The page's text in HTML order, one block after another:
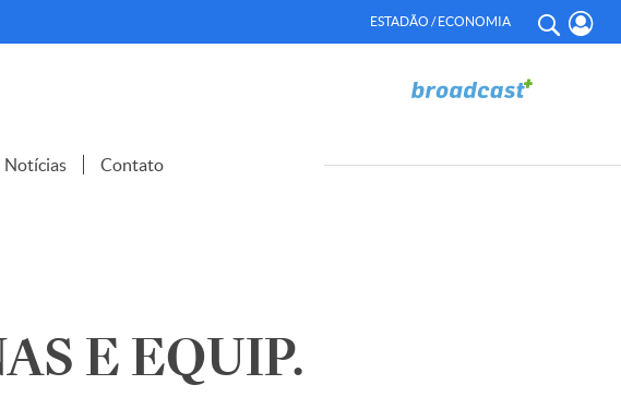
ESTADÃO / ECONOMIA
Notícias Contato
E EQUIP.